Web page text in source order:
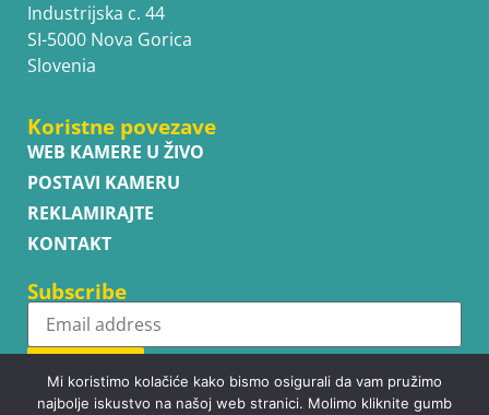
Industrijska c. 44
SI-5000 Nova Gorica
Slovenia
Koristne povezave
WEB KAMERE U ŽIVO
POSTAVI KAMERU
REKLAMIRAJTE
KONTAKT
Subscribe
Subscribe
Mi koristimo kolačiće kako bismo osigurali da vam pružimo
najbolje iskustvo na našoj web stranici. Molimo kliknite gumb